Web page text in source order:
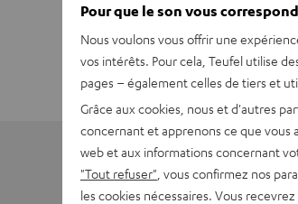
Pour que le son vous
Nous voulons vous offrir une
vos intérêts. Pour cela, Teufel utilise
pages – également celles de tiers et
Grâce aux cookies, nous et d'autres
concernant et apprenons ce que
web et aux informations concernant
"Tout refuser" , vous confirmez nos
les cookies nécessaires. Vous